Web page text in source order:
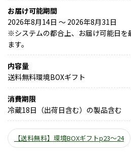
お届け可能期間
2026年8月14日 ～ 2026年8月31日
※システムの都合上、お届け可能日
ます。
内容量
送料無料環境BOXギフト
消費期限
冷蔵18日（出荷日含む）の製品含む
【送料無料】環境BOXギフトp23～24